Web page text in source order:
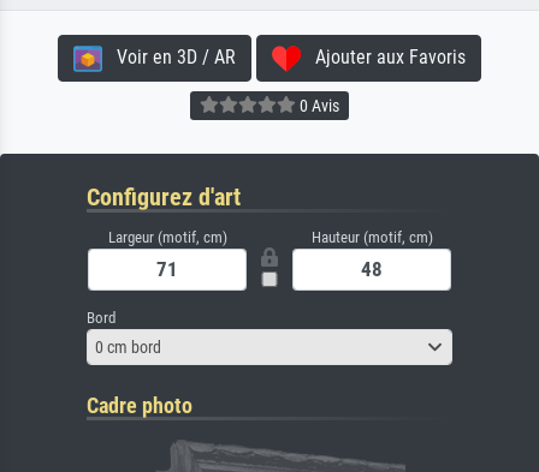
Voir en 3D / AR Ajouter aux Favoris
0 Avis
Configurez d'art
Largeur (motif, cm) Hauteur (motif, cm)
Bord
0 cm bord
Cadre photo